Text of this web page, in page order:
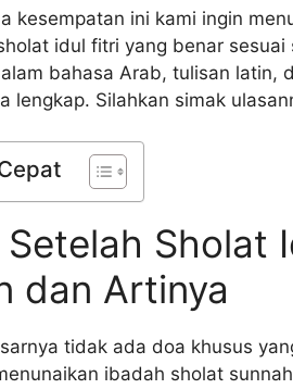
kesempatan ini kami ingin
idul fitri yang benar
bahasa Arab, tulisan latin,
lengkap. Silahkan simak
Setelah Sholat
dan Artinya
tidak ada doa khusus
ibadah sholat